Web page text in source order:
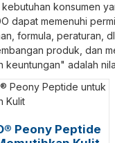
konsumen
dapat memenuhi
formula, peraturan,
produk, dan
keuntungan" adalah
Peony Peptide